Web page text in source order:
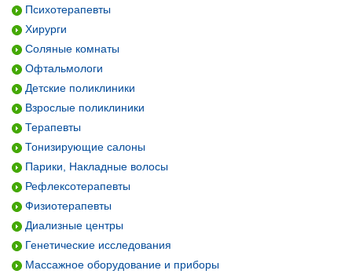
Психотерапевты
Хирурги
Соляные комнаты
Офтальмологи
Детские поликлиники
Взрослые поликлиники
Терапевты
Тонизирующие салоны
Парики, Накладные волосы
Рефлексотерапевты
Физиотерапевты
Диализные центры
Генетические исследования
Массажное оборудование и приборы